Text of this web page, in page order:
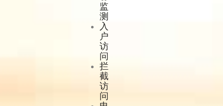
监
测
入
户
访
问
拦
截
访
问